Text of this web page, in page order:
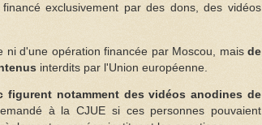
exclusivement par des dons, des vidéos
ni d'une opération financée par Moscou, mais de
interdits par l'Union européenne.
figurent notamment des vidéos anodines de
à la CJUE si ces personnes pouvaient